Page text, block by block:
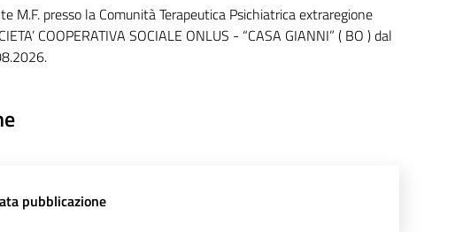
M.F. presso la Comunità Terapeutica Psichiatrica extraregione
COOPERATIVA SOCIALE ONLUS - “CASA GIANNI” ( BO ) dal
pubblicazione